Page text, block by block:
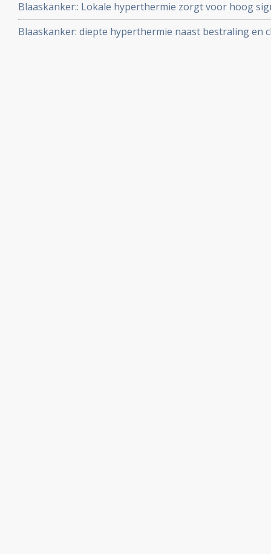
Blaaskanker:: Lokale hyperthermie zorgt voor hoog
blaaskankerpatiënten tegenover alleen chemo, aldus
Blaaskanker: diepte hyperthermie naast bestraling en